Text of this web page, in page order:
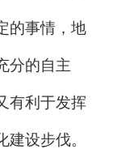
的事情，地
分的自主
有利于发挥
设步伐。